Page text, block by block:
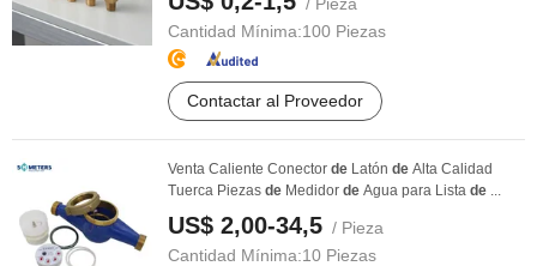
Cantidad Mínima:100 Piezas
Contactar al Proveedor
Venta Caliente Conector de Latón de Alta Calidad
Tuerca Piezas de Medidor de Agua para Lista de ...
US$ 2,00-34,5 / Pieza
Cantidad Mínima:10 Piezas